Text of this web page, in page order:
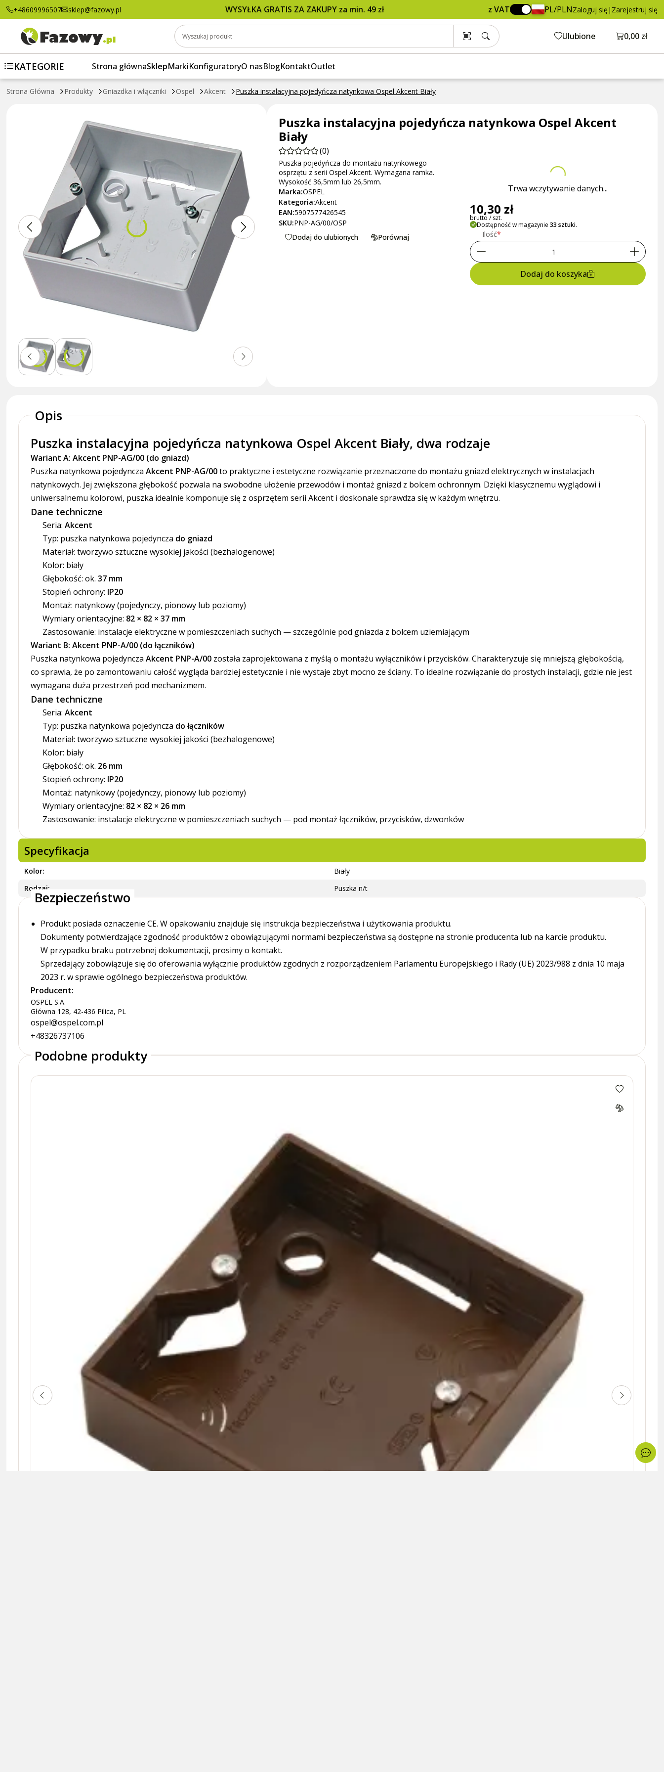
+48609996507 sklep@fazowy.pl WYSYŁKA GRATIS ZA ZAKUPY za min. 49 zł z VAT PL/PLNZaloguj się | Zarejestruj się
Wyszukaj produkt Ulubione Otwórz
0,00 zł
KATEGORIE Strona głównaSklepMarkiKonfiguratoryO nasBlogKontaktOutlet
Strona Główna Produkty Gniazdka i włączniki Ospel Akcent Puszka instalacyjna pojedyńcza natynkowa Ospel Akcent Biały
Puszka instalacyjna pojedyńcza natynkowa Ospel Akcent Biały 10,30 zł
brutto / szt. Dodaj do koszyka
Puszka instalacyjna pojedyńcza natynkowa Ospel Akcent
Biały
(0)
Puszka pojedyńcza do montażu natynkowego
osprzętu z serii Ospel Akcent. Wymagana ramka.
Wysokość 36,5mm lub 26,5mm.
Marka:OSPEL
Kategoria:Akcent
EAN:5907577426545
SKU:PNP-AG/00/OSP
Dodaj do ulubionych
Porównaj
Trwa wczytywanie danych...
10,30 zł
brutto / szt.
Dostępność w magazynie33 sztuki.
Ilość
Dodaj do koszyka
Opis
Puszka instalacyjna pojedyńcza natynkowa Ospel Akcent Biały, dwa rodzaje
Wariant A: Akcent PNP-AG/00 (do gniazd)
Puszka natynkowa pojedynczaAkcent PNP-AG/00to praktyczne i estetyczne rozwiązanie przeznaczone do montażu gniazd elektrycznych w instalacjach
natynkowych. Jej zwiększona głębokość pozwala na swobodne ułożenie przewodów i montaż gniazd z bolcem ochronnym. Dzięki klasycznemu wyglądowi i
uniwersalnemu kolorowi, puszka idealnie komponuje się z osprzętem serii Akcent i doskonale sprawdza się w każdym wnętrzu.
Dane techniczne
Seria:Akcent
Typ: puszka natynkowa pojedyncza do gniazd
Materiał: tworzywo sztuczne wysokiej jakości (bezhalogenowe)
Kolor: biały
Głębokość: ok.37 mm
Stopień ochrony: IP20
Montaż: natynkowy (pojedynczy, pionowy lub poziomy)
Wymiary orientacyjne: 82 × 82 × 37 mm
Zastosowanie: instalacje elektryczne w pomieszczeniach suchych — szczególnie pod gniazda z bolcem uziemiającym
Wariant B: Akcent PNP-A/00 (do łączników)
Puszka natynkowa pojedynczaAkcent PNP-A/00 została zaprojektowana z myślą o montażu wyłączników i przycisków. Charakteryzuje się mniejszą głębokością,
co sprawia, że po zamontowaniu całość wygląda bardziej estetycznie i nie wystaje zbyt mocno ze ściany. To idealne rozwiązanie do prostych instalacji, gdzie nie jest
wymagana duża przestrzeń pod mechanizmem.
Dane techniczne
Seria:Akcent
Typ: puszka natynkowa pojedyncza do łączników
Materiał: tworzywo sztuczne wysokiej jakości (bezhalogenowe)
Kolor: biały
Głębokość: ok. 26 mm
Stopień ochrony: IP20
Montaż: natynkowy (pojedynczy, pionowy lub poziomy)
Wymiary orientacyjne: 82 × 82 × 26 mm
Zastosowanie: instalacje elektryczne w pomieszczeniach suchych — pod montaż łączników, przycisków, dzwonków
Specyfikacja
Kolor
Biały
Rodzaj
Puszka n/t
Bezpieczeństwo
Produkt posiada oznaczenie CE. W opakowaniu znajduje się instrukcja bezpieczeństwa i użytkowania produktu.
Dokumenty potwierdzające zgodność produktów z obowiązującymi normami bezpieczeństwa są dostępne na stronie producenta lub na karcie produktu.
W przypadku braku potrzebnej dokumentacji, prosimy o kontakt.
Sprzedający zobowiązuje się do oferowania wyłącznie produktów zgodnych z rozporządzeniem Parlamentu Europejskiego i Rady (UE) 2023/988 z dnia 10 maja
2023 r. w sprawie ogólnego bezpieczeństwa produktów.
Producent:
OSPEL S.A.
Główna 128, 42-436 Pilica, PL
ospel@ospel.com.pl
+48326737106
Podobne produkty